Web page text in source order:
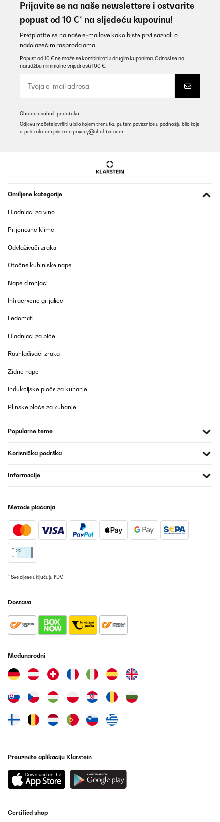
Prijavite se na naše newslettere i ostvarite
popust od 10 €* na sljedeću kupovinu!
Pretplatite se na naše e-mailove kako biste prvi saznali o
nadolazećim rasprodajama.
Popust od 10 € ne može se kombinirati s drugim kuponima. Odnosi se na
narudžbu minimalne vrijednosti 100 €.
Obrada osobnih podataka
Odjavu možete izvršiti u bilo kojem trenutku putem poveznice u podnožju bilo koje
e-pošte ili nam pišite na privacy@chal-tec.com
Omiljene kategorije
Hladnjaci za vino
Prijenosne klime
Odvlaživači zraka
Otočne kuhinjske nape
Nape dimnjaci
Infracrvene grijalice
Ledomati
Hladnjaci za piće
Rashlađivači zraka
Zidne nape
Indukcijske ploče za kuhanje
Plinske ploče za kuhanje
Popularne teme
Korisnička podrška
Informacije
Metode plaćanja
* Sve cijene uključuju PDV.
Dostava
Međunarodni
Preuzmite aplikaciju Klarstein
Certified shop